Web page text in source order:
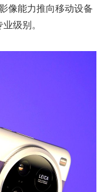
像能力推向移动设备
级别。